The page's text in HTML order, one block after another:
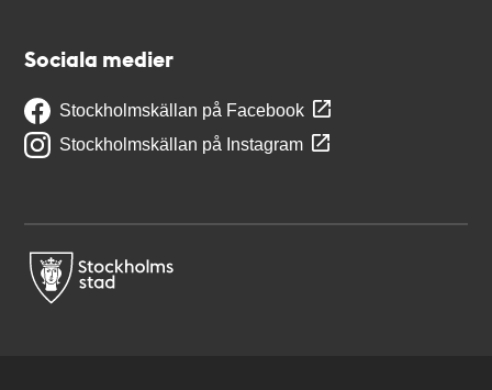
Sociala medier
Stockholmskällan på Facebook
Stockholmskällan på Instagram